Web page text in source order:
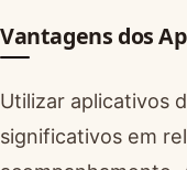
Vantagens dos
Utilizar aplicativos
significativos em